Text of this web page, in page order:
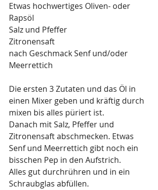
Etwas hochwertiges Oliven- oder
Rapsöl
Salz und Pfeffer
Zitronensaft
nach Geschmack Senf und/oder
Meerrettich
Die ersten 3 Zutaten und das Öl in
einen Mixer geben und kräftig durch
mixen bis alles püriert ist.
Danach mit Salz, Pfeffer und
Zitronensaft abschmecken. Etwas
Senf und Meerrettich gibt noch ein
bisschen Pep in den Aufstrich.
Alles gut durchrühren und in ein
Schraubglas abfüllen.